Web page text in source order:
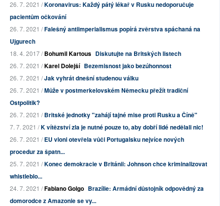
26. 7. 2021 /Koronavirus: Každý pátý lékař v Rusku nedoporučuje
pacientům očkování
26. 7. 2021 /Falešný antiimperialismus popírá zvěrstva spáchaná na
Ujgurech
18. 4. 2017 /Bohumil Kartous Diskutujte na Britských listech
26. 7. 2021 /Karel Dolejší Bezemisnost jako bezúhonnost
26. 7. 2021 /Jak vyhrát dnešní studenou válku
26. 7. 2021 /Může v postmerkelovském Německu přežít tradiční
Ostpolitik?
26. 7. 2021 /Britské jednotky "zahájí tajné mise proti Rusku a Číně"
7. 7. 2021 /K vítězství zla je nutné pouze to, aby dobří lidé nedělali nic!
26. 7. 2021 /EU vloni otevřela vůči Portugalsku nejvíce nových
procedur za špatn...
25. 7. 2021 /Konec demokracie v Británii: Johnson chce kriminalizovat
whistleblo...
24. 7. 2021 /Fabiano Golgo Brazílie: Armádní důstojník odpovědný za
domorodce z Amazonie se vy...